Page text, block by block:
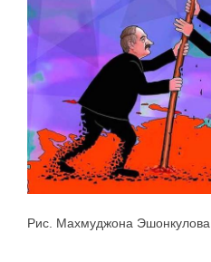
Рис. Махмуджона Эшонкулова